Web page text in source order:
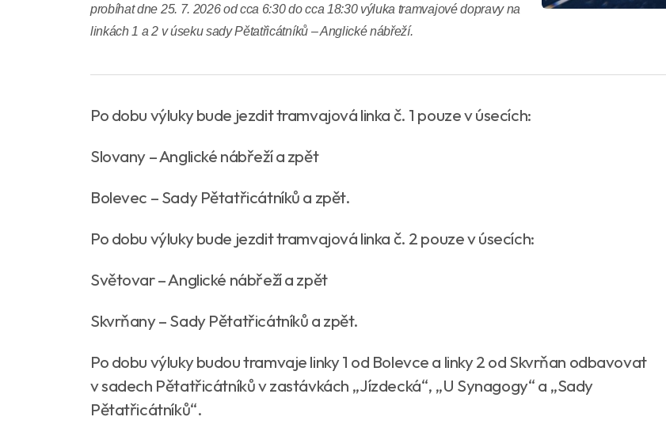
probíhat dne 25. 7. 2026 od cca 6:30 do cca 18:30 výluka tramvajové dopravy na
linkách 1 a 2 v úseku sady Pětatřicátníků – Anglické nábřeží.
Po dobu výluky bude jezdit tramvajová linka č. 1 pouze v úsecích:
Slovany – Anglické nábřeží a zpět
Bolevec – Sady Pětatřicátníků a zpět.
Po dobu výluky bude jezdit tramvajová linka č. 2 pouze v úsecích:
Světovar – Anglické nábřeží a zpět
Skvrňany – Sady Pětatřicátníků a zpět.
Po dobu výluky budou tramvaje linky 1 od Bolevce a linky 2 od Skvrňan odbavovat
v sadech Pětatřicátníků v zastávkách „Jízdecká“, „U Synagogy“ a „Sady
Pětatřicátníků“.